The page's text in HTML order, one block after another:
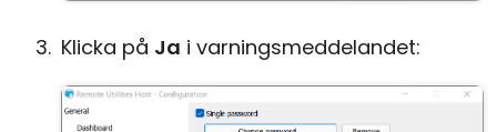
Klicka på Ja i varningsmeddelandet: